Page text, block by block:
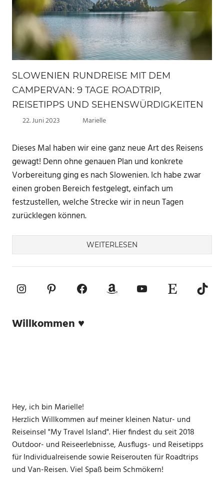
SLOWENIEN RUNDREISE MIT DEM
CAMPERVAN: 9 TAGE ROADTRIP,
REISETIPPS UND SEHENSWÜRDIGKEITEN
22. Juni 2023 Marielle
Dieses Mal haben wir eine ganz neue Art des Reisens
gewagt! Denn ohne genauen Plan und konkrete
Vorbereitung ging es nach Slowenien. Ich habe zwar
einen groben Bereich festgelegt, einfach um
festzustellen, welche Strecke wir in neun Tagen
zurücklegen können.
WEITERLESEN
InstagramPinterestFacebookAmazonYouTube
Etsy-Shop
Willkommen ♥
Hey, ich bin Marielle!
Herzlich Willkommen auf meiner kleinen Natur- und
Reiseinsel "My Travel Island". Hier findest du seit 2018
Outdoor- und Reiseerlebnisse, Ausflugs- und Reisetipps
für Individualreisende sowie Reiserouten für Roadtrips
und Van-Reisen. Viel Spaß beim Schmökern!